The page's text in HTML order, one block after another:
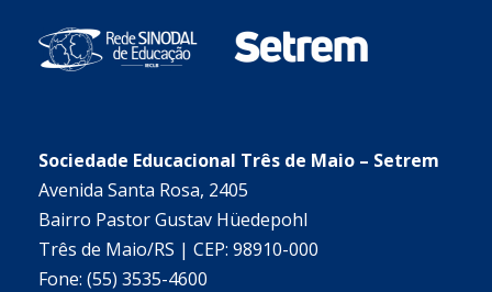
Sociedade Educacional Três de Maio – Setrem
Avenida Santa Rosa, 2405
Bairro Pastor Gustav Hüedepohl
Três de Maio/RS | CEP: 98910-000
Fone: (55) 3535-4600